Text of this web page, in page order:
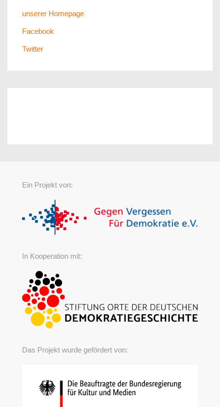
unserer Homepage
Facebook
Twitter
Ein Projekt von:
In Kooperation mit:
Das Projekt wurde gefördert von: